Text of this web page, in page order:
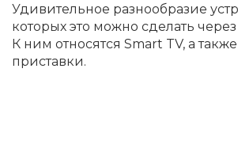
Удивительное разнообразие
которых это можно сделать
К ним относятся Smart TV, а
приставки.